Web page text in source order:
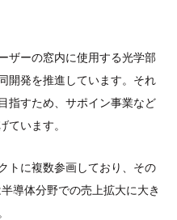
ザーの窓内に使用する光学部
開発を推進しています。それ
指すため、サポイン事業など
ています。
トに複数参画しており、その
導体分野での売上拡大に大き